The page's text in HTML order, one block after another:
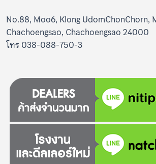
No.88, Moo6, Klong UdomChonChorn,
Chachoengsao, Chachoengsao 24000
โทร 038-088-750-3